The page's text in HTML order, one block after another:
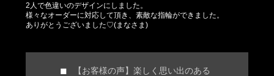
2人で色違いのデザインにしました。
様々なオーダーに対応して頂き、素敵な指輪ができました。
ありがとうございました♡(まなさま)
【お客様の声】楽しく思い出のある